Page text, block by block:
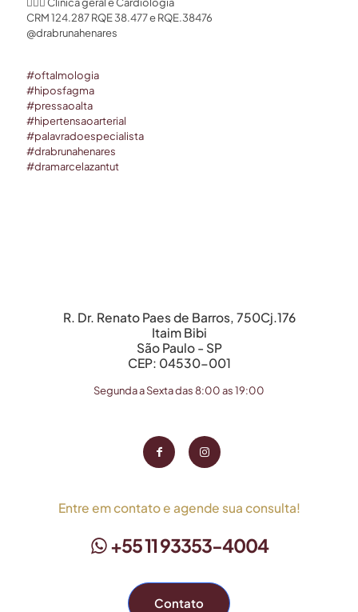
CRM 124.287 RQE 38.477 e RQE.38476 ⁣⁣
@drabrunahenares ⁣
#oftalmologia
#hiposfagma
#pressaoalta
#hipertensaoarterial
#palavradoespecialista
#drabrunahenares
#dramarcelazantut
R. Dr. Renato Paes de Barros, 750Cj.176
Itaim Bibi
São Paulo - SP
CEP: 04530-001
Segunda a Sexta das 8:00 as 19:00
Entre em contato e agende sua consulta!
+55 11 93353-4004
Contato